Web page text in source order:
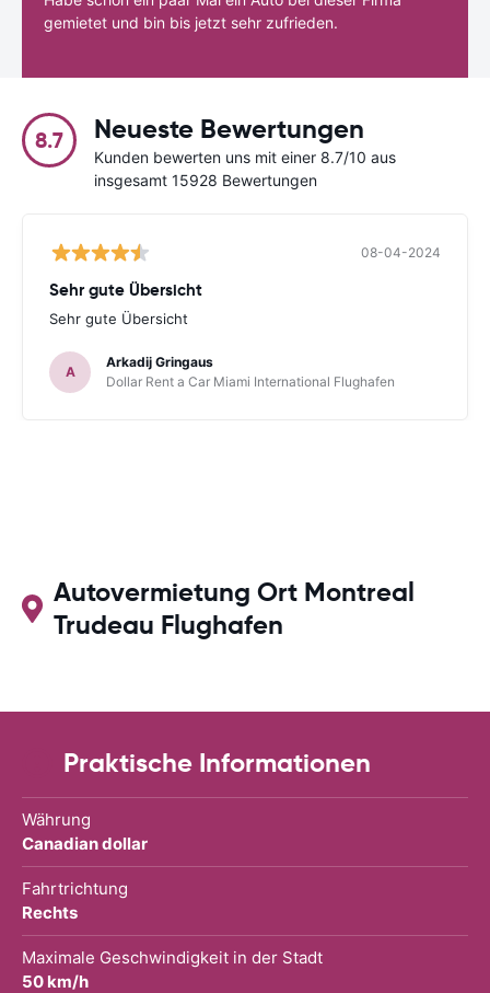
gemietet und bin bis jetzt sehr zufrieden.
8.7 Neueste Bewertungen
Kunden bewerten uns mit einer 8.7/10 aus
insgesamt 15928 Bewertungen
08-04-2024
Sehr gute Übersicht
Sehr gute Übersicht
A
Arkadij Gringaus
Dollar Rent a Car Miami International Flughafen
Autovermietung Ort Montreal
Trudeau Flughafen
Praktische Informationen
Währung
Canadian dollar
Fahrtrichtung
Rechts
Maximale Geschwindigkeit in der Stadt
50 km/h